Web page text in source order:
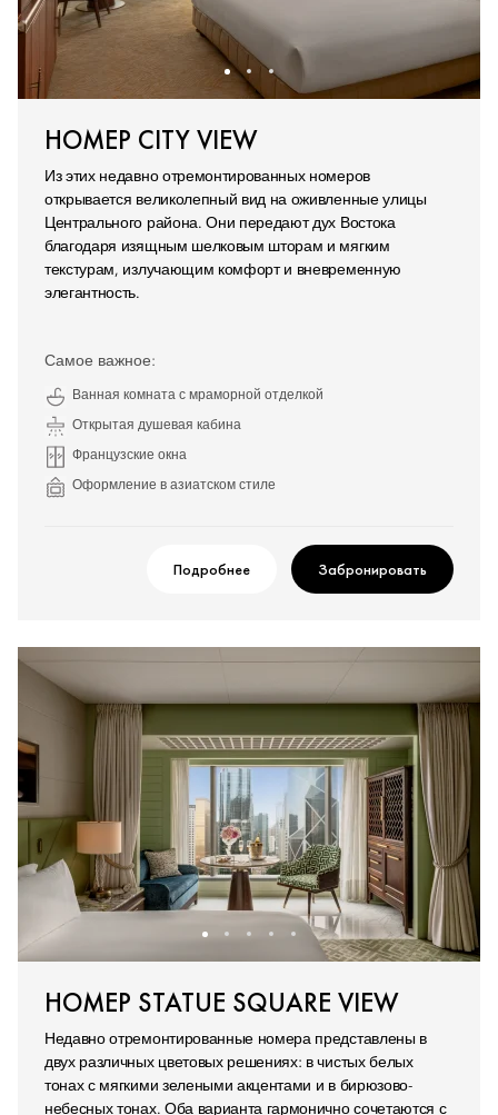
НОМЕР CITY VIEW
Из этих недавно отремонтированных номеров
открывается великолепный вид на оживленные улицы
Центрального района. Они передают дух Востока
благодаря изящным шелковым шторам и мягким
текстурам, излучающим комфорт и вневременную
элегантность.
Самое важное:
Ванная комната с мраморной отделкой
Открытая душевая кабина
Французские окна
Оформление в азиатском стиле
Подробнее Забронировать
НОМЕР STATUE SQUARE VIEW
Недавно отремонтированные номера представлены в
двух различных цветовых решениях: в чистых белых
тонах с мягкими зелеными акцентами и в бирюзово-
небесных тонах. Оба варианта гармонично сочетаются с